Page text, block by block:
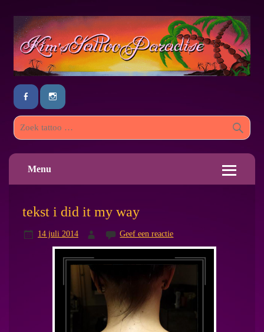
Menu
tekst i did it my way
14 juli 2014 Geef een reactie